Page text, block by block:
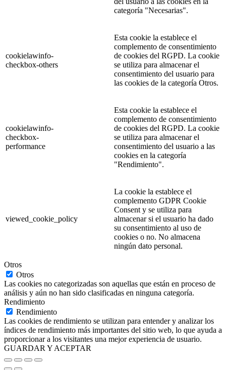
categoría "Necesarias".
cookielawinfo-
checkbox-others
Esta cookie la establece el
complemento de consentimiento
de cookies del RGPD. La cookie
se utiliza para almacenar el
consentimiento del usuario para
las cookies de la categoría Otros.
cookielawinfo-
checkbox-
performance
Esta cookie la establece el
complemento de consentimiento
de cookies del RGPD. La cookie
se utiliza para almacenar el
consentimiento del usuario a las
cookies en la categoría
"Rendimiento".
viewed_cookie_policy
La cookie la establece el
complemento GDPR Cookie
Consent y se utiliza para
almacenar si el usuario ha dado
su consentimiento al uso de
cookies o no. No almacena
ningún dato personal.
Otros
Otros
Las cookies no categorizadas son aquellas que están en proceso de
análisis y aún no han sido clasificadas en ninguna categoría.
Rendimiento
Rendimiento
Las cookies de rendimiento se utilizan para entender y analizar los
índices de rendimiento más importantes del sitio web, lo que ayuda a
proporcionar a los visitantes una mejor experiencia de usuario.
GUARDAR Y ACEPTAR